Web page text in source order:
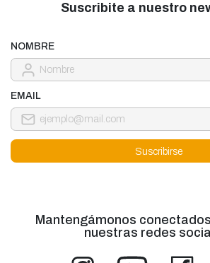
Suscribite a nuestro
NOMBRE
EMAIL
Mantengámonos
nuestras redes